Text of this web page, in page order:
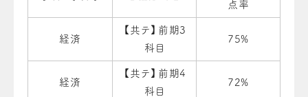
点率
経済
【共テ】前期3
科目
75%
経済
【共テ】前期4
科目
72%